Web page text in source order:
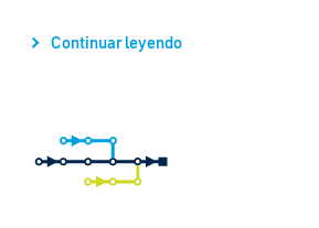
Continuar leyendo